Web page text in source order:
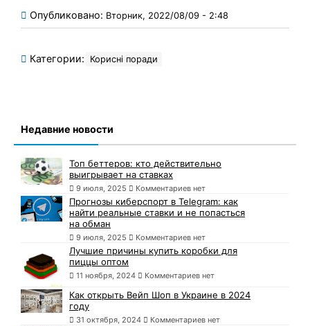
Опубликовано: Вторник, 2022/08/09 - 2:48
Категории: Корисні поради
Недавние новости
Топ беттеров: кто действительно
выигрывает на ставках
9 июля, 2025 Комментариев нет
Прогнозы киберспорт в Telegram: как
найти реальные ставки и не попасться
на обман
9 июля, 2025 Комментариев нет
Лучшие причины купить коробки для
пиццы оптом
11 ноября, 2024 Комментариев нет
Как открыть Вейп Шоп в Украине в 2024
году
31 октября, 2024 Комментариев нет